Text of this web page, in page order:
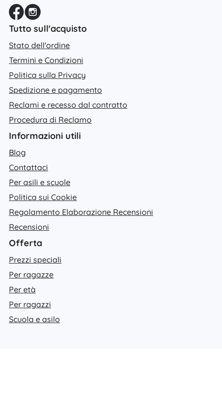
Tutto sull'acquisto
Stato dell'ordine
Termini e Condizioni
Politica sulla Privacy
Spedizione e pagamento
Reclami e recesso dal contratto
Procedura di Reclamo
Informazioni utili
Blog
Contattaci
Per asili e scuole
Politica sui Cookie
Regolamento Elaborazione Recensioni
Recensioni
Offerta
Prezzi speciali
Per ragazze
Per età
Per ragazzi
Scuola e asilo